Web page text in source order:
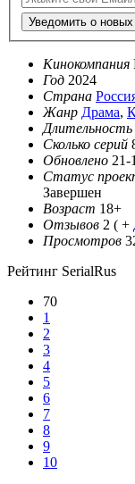
Уведомить о новых
Кинокомпания
Год 2024
Страна
Жанр Драма,
Длительность
Сколько серий
Обновлено 21-
Статус
Завершен
Возраст 18+
Отзывов 2 ( +
Просмотров
Рейтинг SerialRus
70
1
2
3
4
5
6
7
8
9
10